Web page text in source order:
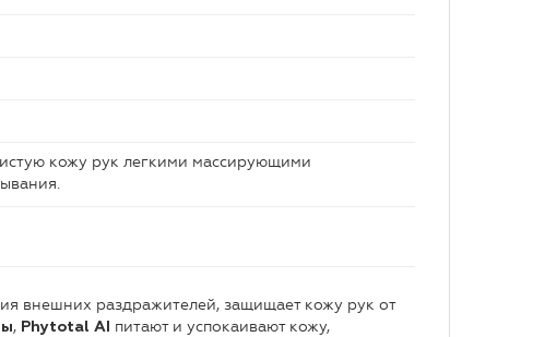
кожу рук легкими массирующими
внешних раздражителей, защищает кожу рук от
, Phytotal AI
питают и успокаивают кожу,